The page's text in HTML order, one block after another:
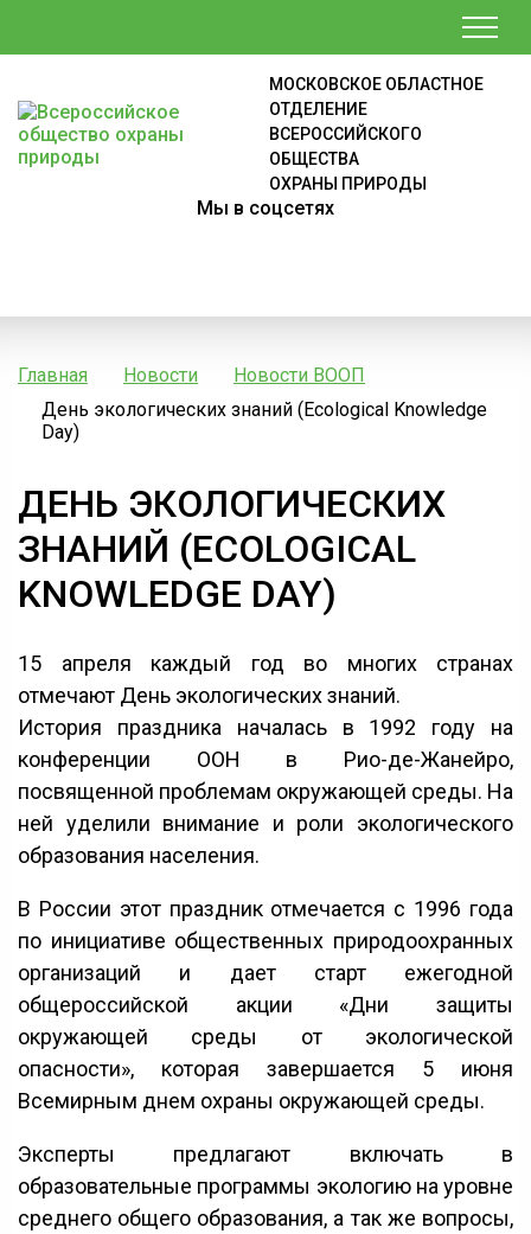
МОСКОВСКОЕ ОБЛАСТНОЕ
ОТДЕЛЕНИЕ
ВСЕРОССИЙСКОГО
ОБЩЕСТВА
ОХРАНЫ ПРИРОДЫ
Мы в соцсетях
Главная Новости
Новости ВООП
День экологических знаний (Ecological Knowledge
Day)
ДЕНЬ ЭКОЛОГИЧЕСКИХ
ЗНАНИЙ (ECOLOGICAL
KNOWLEDGE DAY)
15 апреля каждый год во многих странах
отмечают День экологических знаний.
История праздника началась в 1992 году на
конференции ООН в Рио-де-Жанейро,
посвященной проблемам окружающей среды. На
ней уделили внимание и роли экологического
образования населения.
В России этот праздник отмечается с 1996 года
по инициативе общественных природоохранных
организаций и дает старт ежегодной
общероссийской акции «Дни защиты
окружающей среды от экологической
опасности», которая завершается 5 июня
Всемирным днем охраны окружающей среды.
Эксперты предлагают включать в
образовательные программы экологию на уровне
среднего общего образования, а так же вопросы,